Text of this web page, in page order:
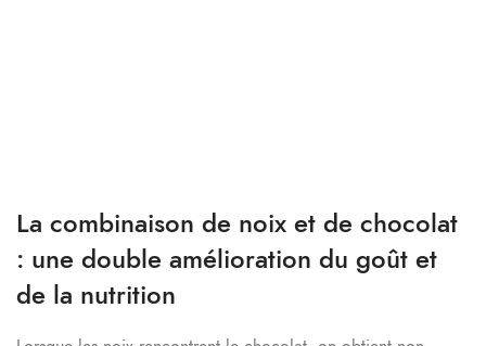
La combinaison de noix et de chocolat
: une double amélioration du goût et
de la nutrition